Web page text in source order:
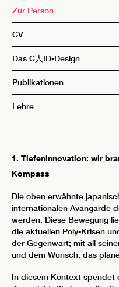
Zur Person
CV
Das C人ID-Design
Publikationen
Lehre
1. Tiefeninnovation: wir
Kompass
Die oben erwähnte
internationalen Avangarde
werden. Diese Bewegung
die aktuellen Poly-Krisen
der Gegenwart; mit all
und dem Wunsch, das
In diesem Kontext spendet